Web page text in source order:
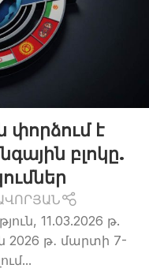
փորձում է
բլոկը.
11.03.2026 թ.
2026 թ․ մարտի 7-